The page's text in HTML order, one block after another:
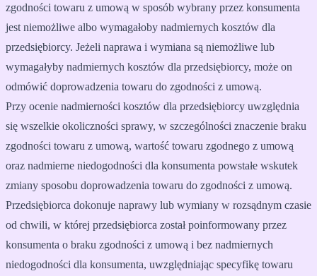
zgodności towaru z umową w sposób wybrany przez konsumenta
jest niemożliwe albo wymagałoby nadmiernych kosztów dla
przedsiębiorcy. Jeżeli naprawa i wymiana są niemożliwe lub
wymagałyby nadmiernych kosztów dla przedsiębiorcy, może on
odmówić doprowadzenia towaru do zgodności z umową.
Przy ocenie nadmierności kosztów dla przedsiębiorcy uwzględnia
się wszelkie okoliczności sprawy, w szczególności znaczenie braku
zgodności towaru z umową, wartość towaru zgodnego z umową
oraz nadmierne niedogodności dla konsumenta powstałe wskutek
zmiany sposobu doprowadzenia towaru do zgodności z umową.
Przedsiębiorca dokonuje naprawy lub wymiany w rozsądnym czasie
od chwili, w której przedsiębiorca został poinformowany przez
konsumenta o braku zgodności z umową i bez nadmiernych
niedogodności dla konsumenta, uwzględniając specyfikę towaru